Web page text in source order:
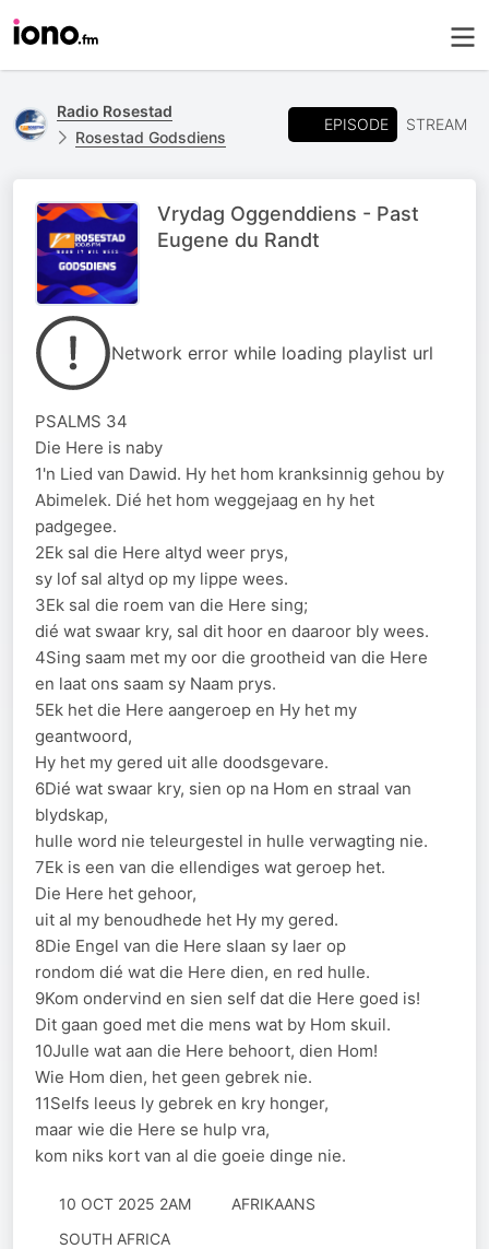
Radio Rosestad
Rosestad Godsdiens
EPISODE STREAM
Vrydag Oggenddiens - Past
Eugene du Randt
Network error while loading playlist url
PSALMS 34
Die Here is naby
1'n Lied van Dawid. Hy het hom kranksinnig gehou by
Abimelek. Dié het hom weggejaag en hy het
padgegee.
2Ek sal die Here altyd weer prys,
sy lof sal altyd op my lippe wees.
3Ek sal die roem van die Here sing;
dié wat swaar kry, sal dit hoor en daaroor bly wees.
4Sing saam met my oor die grootheid van die Here
en laat ons saam sy Naam prys.
5Ek het die Here aangeroep en Hy het my
geantwoord,
Hy het my gered uit alle doodsgevare.
6Dié wat swaar kry, sien op na Hom en straal van
blydskap,
hulle word nie teleurgestel in hulle verwagting nie.
7Ek is een van die ellendiges wat geroep het.
Die Here het gehoor,
uit al my benoudhede het Hy my gered.
8Die Engel van die Here slaan sy laer op
rondom dié wat die Here dien, en red hulle.
9Kom ondervind en sien self dat die Here goed is!
Dit gaan goed met die mens wat by Hom skuil.
10Julle wat aan die Here behoort, dien Hom!
Wie Hom dien, het geen gebrek nie.
11Selfs leeus ly gebrek en kry honger,
maar wie die Here se hulp vra,
kom niks kort van al die goeie dinge nie.
10 OCT 2025 2AM
AFRIKAANS
SOUTH AFRICA